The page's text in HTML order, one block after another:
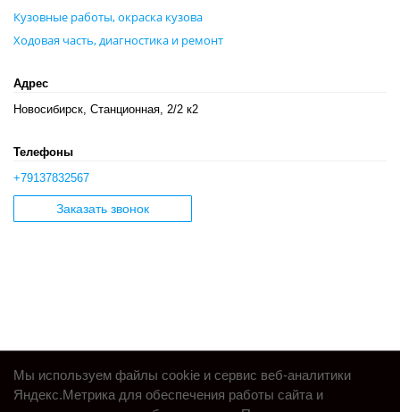
Кузовные работы, окраска кузова
Ходовая часть, диагностика и ремонт
Адрес
Новосибирск, Станционная, 2/2 к2
Телефоны
+79137832567
Заказать звонок
Мы используем файлы cookie и сервис веб-аналитики
Яндекс.Метрика для обеспечения работы сайта и